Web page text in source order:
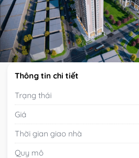
Thông tin chi tiết
Trạng thái
Giá
Thời gian giao nhà
Quy mô